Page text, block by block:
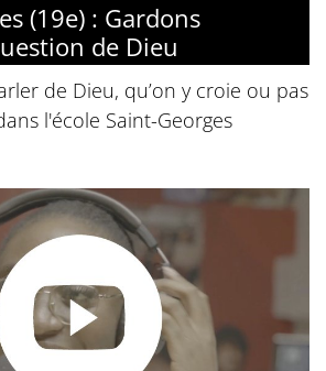
(19e) : Gardons
de Dieu
de Dieu, qu’on y croie ou pas
l'école Saint-Georges